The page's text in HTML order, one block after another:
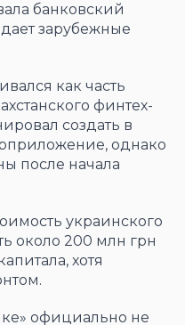
банковский
зарубежные
как часть
финтех-
создать в
однако
после начала
украинского
около 200 млн грн
хотя
официально не